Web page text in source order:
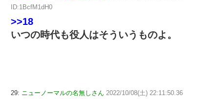
ID:1BcfM1dH0
>>18
いつの時代も役人はそういうものよ。
29: ニューノーマルの名無しさん 2022/10/08(土) 22:11:50.36